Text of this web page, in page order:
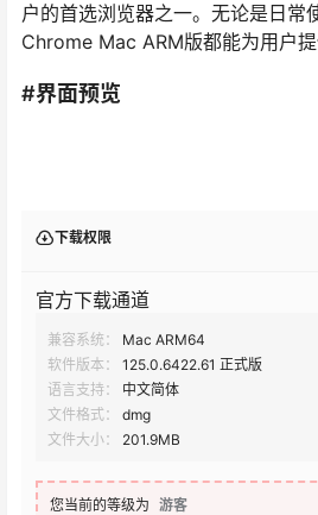
户的首选浏览器之一。无论是日常
Chrome Mac ARM版都能为用户提
#界面预览
下载权限
官方下载通道
兼容系统：
Mac ARM64
软件版本：
125.0.6422.61 正式版
语言支持：
中文简体
文件格式：
dmg
文件大小：
201.9MB
您当前的等级为 游客